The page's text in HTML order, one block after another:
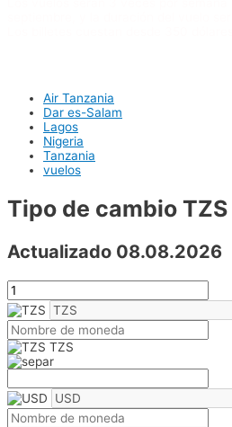
Air Tanzania
Dar es-Salam
Lagos
Nigeria
Tanzania
vuelos
Tipo de cambio TZS
Actualizado 08.08.2026
TZS